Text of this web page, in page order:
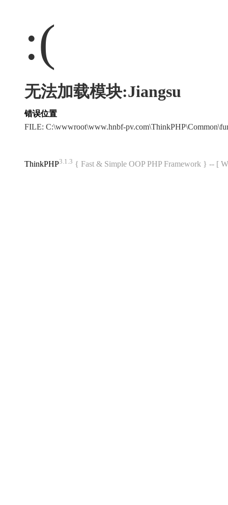
:(
无法加载模块:Jiangsu
错误位置
FILE: C:\wwwroot\www.hnbf-
ThinkPHP3.1.3 { Fast & Simple OOP PHP Framework } -- [